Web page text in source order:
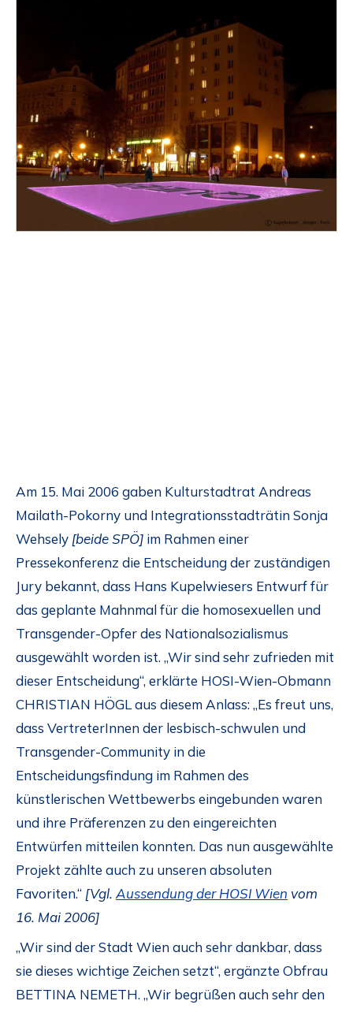
Am 15. Mai 2006 gaben Kulturstadtrat Andreas
Mailath-Pokorny und Integrationsstadträtin Sonja
Wehsely [beide SPÖ] im Rahmen einer
Pressekonferenz die Entscheidung der zuständigen
Jury bekannt, dass Hans Kupelwiesers Entwurf für
das geplante Mahnmal für die homosexuellen und
Transgender-Opfer des Nationalsozialismus
ausgewählt worden ist. „Wir sind sehr zufrieden mit
dieser Entscheidung“, erklärte HOSI-Wien-Obmann
CHRISTIAN HÖGL aus diesem Anlass: „Es freut uns,
dass VertreterInnen der lesbisch-schwulen und
Transgender-Community in die
Entscheidungsfindung im Rahmen des
künstlerischen Wettbewerbs eingebunden waren
und ihre Präferenzen zu den eingereichten
Entwürfen mitteilen konnten. Das nun ausgewählte
Projekt zählte auch zu unseren absoluten
Favoriten.“ [Vgl. Aussendung der HOSI Wien vom
16. Mai 2006]
„Wir sind der Stadt Wien auch sehr dankbar, dass
sie dieses wichtige Zeichen setzt“, ergänzte Obfrau
BETTINA NEMETH. „Wir begrüßen auch sehr den